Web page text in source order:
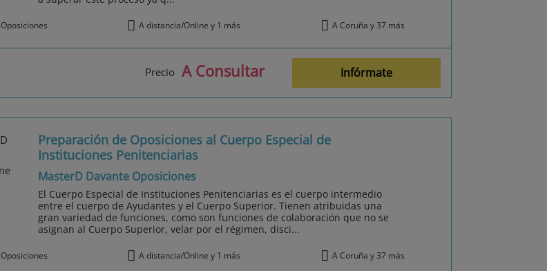
Oposiciones A distancia/Online y 1 más A Coruña y 37 más
Precio A Consultar Infórmate
Preparación de Oposiciones al Cuerpo Especial de
Instituciones Penitenciarias
MasterD Davante Oposiciones
El Cuerpo Especial de Instituciones Penitenciarias es el cuerpo intermedio
entre el cuerpo de Ayudantes y el Cuerpo Superior. Tienen atribuidas una
gran variedad de funciones, como son funciones de colaboración que no se
asignan al Cuerpo Superior, velar por el régimen, disci...
Oposiciones A distancia/Online y 1 más A Coruña y 37 más